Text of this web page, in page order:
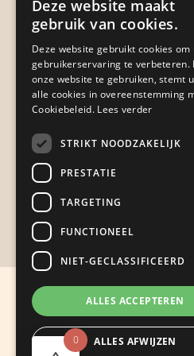
Garantie &
Verzendbeleid,
Heb je
© Copyright 2019 - 2026
cadeaus die je stiekem
Ontwikkeling
0
Deze website maakt
gebruik van cookies.
Deze website gebruikt cookies om
gebruikerservaring te verbeteren.
onze website te gebruiken, stemt
alle cookies in overeenstemming
Cookiebeleid. Lees verder
STRIKT NOODZAKELIJK
PRESTATIE
TARGETING
FUNCTIONEEL
NIET-GECLASSIFICEERD
ALLES ACCEPTEREN
ALLES AFWIJZEN